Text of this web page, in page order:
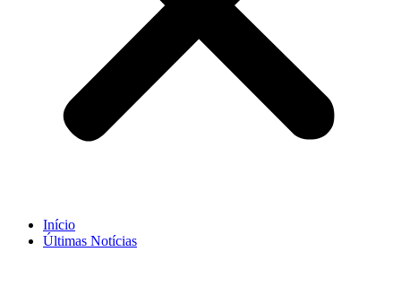
Início
Últimas Notícias